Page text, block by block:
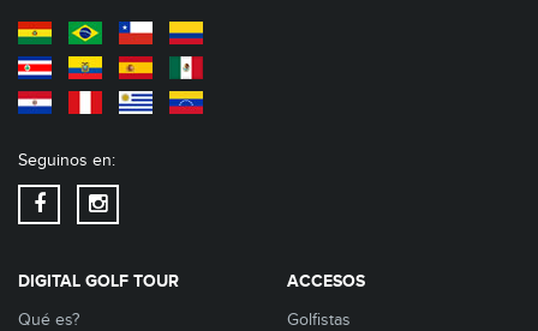
Seguinos en:
DIGITAL GOLF TOUR
Qué es?
ACCESOS
Golfistas